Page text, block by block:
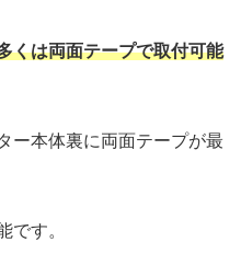
くは両面テープで取付可能
ー本体裏に両面テープが最
です。